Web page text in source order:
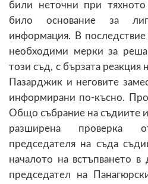
били неточни при
било основание за
информация. В
необходими мерки за
този съд, с бързата
Пазарджик и неговите
информирани по-късно.
Общо събрание на съдиите
разширена проверка
председателя на съда
началото на встъпването
председател на